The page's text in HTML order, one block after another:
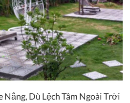
Nắng, Dù Lệch Tâm Ngoài Trời